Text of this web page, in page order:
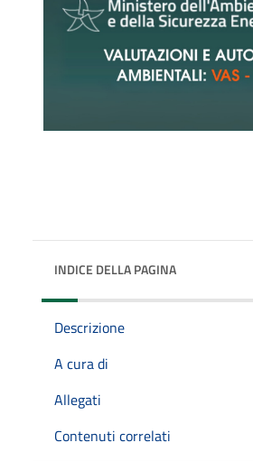
INDICE DELLA PAGINA
Descrizione
A cura di
Allegati
Contenuti correlati